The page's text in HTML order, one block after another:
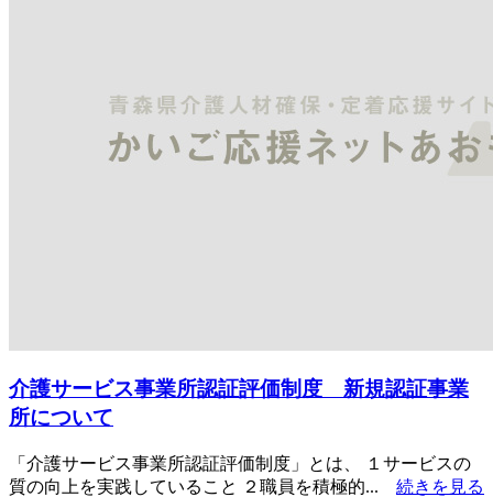
介護サービス事業所認証評価制度 新規認証事業
所について
「介護サービス事業所認証評価制度」とは、 １サービスの
質の向上を実践していること ２職員を積極的... 続きを見る